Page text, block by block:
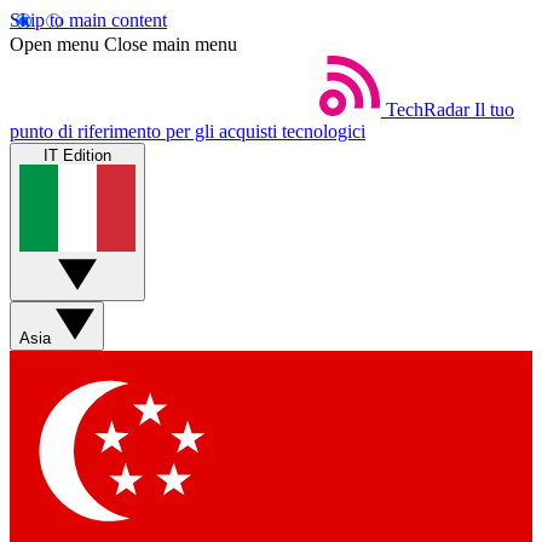
Skip to main content
Open menu Close main menu
TechRadar Il tuo
punto di riferimento per gli acquisti tecnologici
IT Edition
Asia